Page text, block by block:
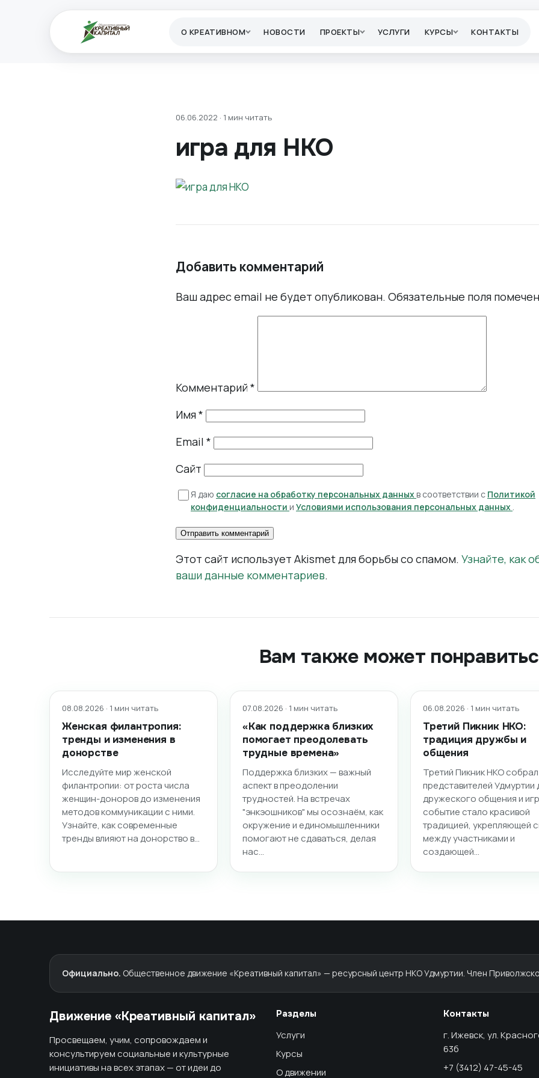
О КРЕАТИВНОМ НОВОСТИ ПРОЕКТЫ УСЛУГИ КУРСЫ КОНТАКТЫ
06.06.2022 · 1 мин читать
игра для НКО
Добавить комментарий
Ваш адрес email не будет опубликован. Обязательные поля
Комментарий*
Имя*
Email *
Сайт
Я даю согласие на обработку персональных данных в соответствии с Политикой
конфиденциальности и Условиями использования персональных данных .
Этот сайт использует Akismet для борьбы со спамом. Узнайте, как
ваши данные комментариев.
Вам также может
08.08.2026 · 1 мин читать
Женская филантропия:
тренды и изменения в
донорстве
Исследуйте мир женской
филантропии: от роста числа
женщин-доноров до изменения
методов коммуникации с ними.
Узнайте, как современные
тренды влияют на донорство в…
07.08.2026 · 1 мин читать
«Как поддержка близких
помогает преодолевать
трудные времена»
Поддержка близких — важный
аспект в преодолении
трудностей. На встречах
"энкэошников" мы осознаём, как
окружение и единомышленники
помогают не сдаваться, делая
нас…
06.08.2026 · 1 мин читать
Третий Пикник НКО:
традиция дружбы и
общения
Третий Пикник НКО собрал
представителей Удмуртии
дружеского общения и
событие стало красивой
традицией, укрепляющей
между участниками и
создающей…
Официально. Общественное движение «Креативный капитал» — ресурсный центр НКО Удмуртии. Член
Движение «Креативный капитал»
Просвещаем, учим, сопровождаем и
консультируем социальные и культурные
инициативы на всех этапах — от идеи до
Разделы
Услуги
Курсы
О движении
Контакты
г. Ижевск, ул.
63б
+7 (3412) 47-45-45